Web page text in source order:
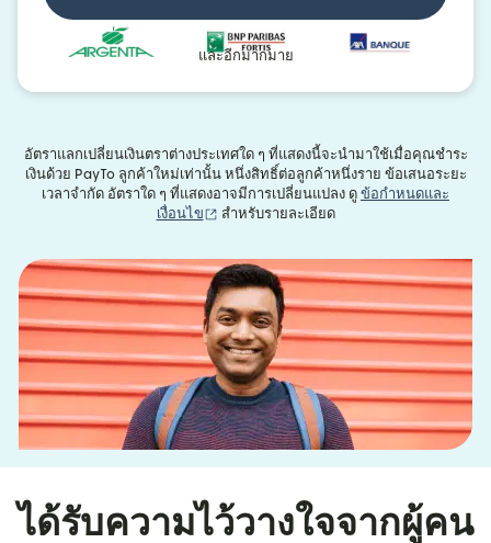
และอีกมากมาย
อัตราแลกเปลี่ยนเงินตราต่างประเทศใด ๆ ที่แสดงนี้จะนำมาใช้เมื่อคุณชำระ
เงินด้วย PayTo ลูกค้าใหม่เท่านั้น หนึ่งสิทธิ์ต่อลูกค้าหนึ่งราย ข้อเสนอระยะ
เวลาจำกัด อัตราใด ๆ ที่แสดงอาจมีการเปลี่ยนแปลง ดู ข้อกำหนดและ
เงื่อนไข
(เปิดในหน้าต่างใหม่)
สำหรับรายละเอียด
ได้รับความไว้วางใจจากผู้คน